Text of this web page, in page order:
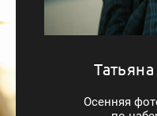
Осенняя